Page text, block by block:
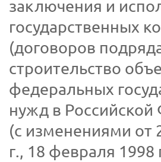
заключения и
государственных
(договоров
строительство
федеральных
нужд в
(с изменениями от
г., 18 февраля 1998